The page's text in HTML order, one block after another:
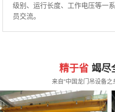
级别、运行长度、工作电压等一
员交流。
精于省 竭尽
来自“中国龙门吊设备之